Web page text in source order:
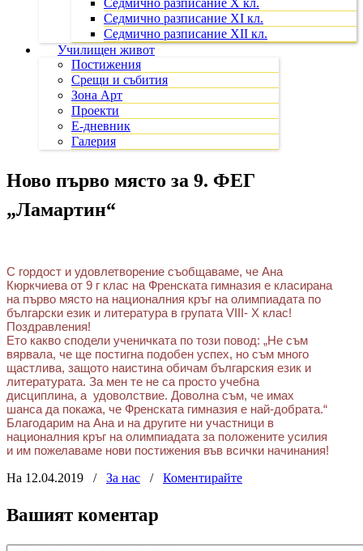
Седмично разписание X кл.
Седмично разписание XI кл.
Седмично разписание XII кл.
Училищен живот
Постижения
Срещи и събития
Зона Арт
Проекти
Е-дневник
Галерия
Ново първо място за 9. ФЕГ
„Ламартин“
С гордост и удовлетворение съобщаваме, че Ана
Кюркчиева от 9 г клас на Френската гимназия е класирана
на първо място на националния кръг на олимпиадата по
български език и литература в групата VIII- X клас!
Поздравления!
Ето какво сподели ученичката по този повод: „Не съм
вярвала, че ще постигна подобен успех, но съм много
щастлива, защото наистина обичам българския език и
литературата. За мен те не са просто учебна
дисциплина, а удоволствие. Доволна съм, че имах
шанса да покажа, че Френската гимназия е най-добрата.“
Благодарим на Ана и на другите ни участници в
националния кръг на олимпиадата за положените усилия
и им пожелаваме нови постижения във всички начинания!
На 12.04.2019
/ За нас / Коментирайте
Вашият коментар